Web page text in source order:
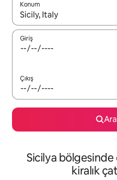
Konum
Sonuçlar kullanılabilir
Giriş
Çıkış
Sicilya bölgesinde
kiralık